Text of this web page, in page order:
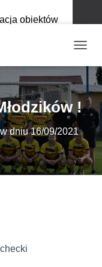
obiektów
R
Z
Ł
Ą
Z
N
A
W
!
w dniu16/09/2021